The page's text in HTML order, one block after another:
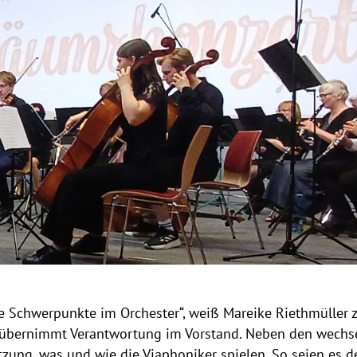
Schwerpunkte im Orchester“, weiß Mareike
Verantwortung im Vorstand. Neben den